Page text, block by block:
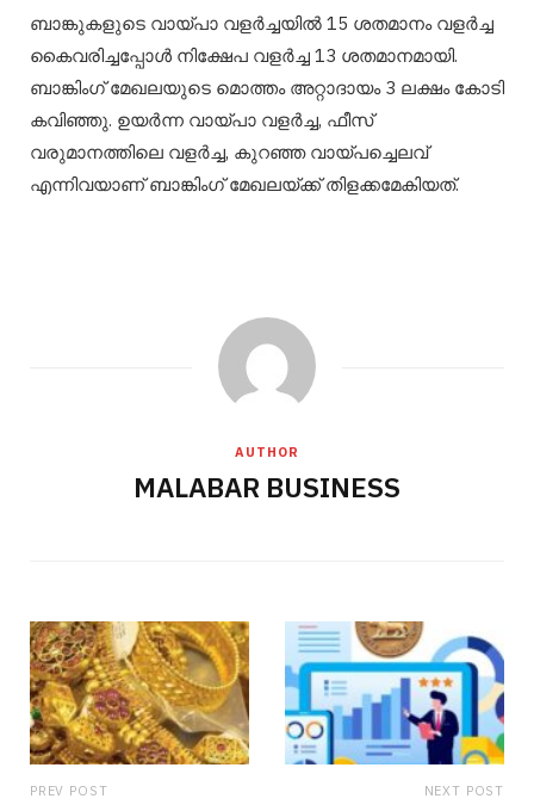
ബാങ്കുകളുടെ വായ്പാ വളര്‍ച്ചയില്‍ 15 ശതമാനം വളര്‍ച്ച
കൈവരിച്ചപ്പോള്‍ നിക്ഷേപ വളര്‍ച്ച 13 ശതമാനമായി.
ബാങ്കിംഗ് മേഖലയുടെ മൊത്തം അറ്റാദായം 3 ലക്ഷം കോടി
കവിഞ്ഞു. ഉയര്‍ന്ന വായ്പാ വളര്‍ച്ച, ഫീസ്
വരുമാനത്തിലെ വളര്‍ച്ച, കുറഞ്ഞ വായ്പച്ചെലവ്
എന്നിവയാണ് ബാങ്കിംഗ് മേഖലയ്ക്ക് തിളക്കമേകിയത്.
AUTHOR
MALABAR BUSINESS
PREV POST NEXT POST